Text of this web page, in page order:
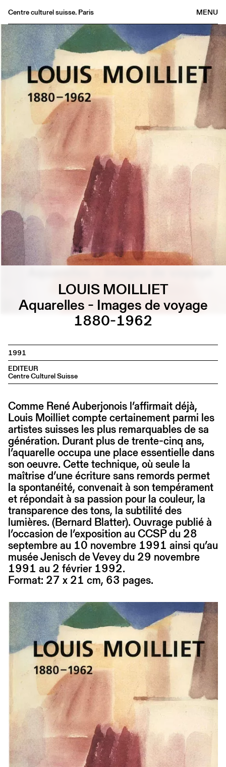
MENU
Centre culturel suisse. Paris
Agenda
Bookshop
Buvette
Archives
Medias
Publications
EN
LOUIS MOILLIET
Aquarelles - Images de voyage
1880-1962
1991
EDITEUR
Centre Culturel Suisse
Comme René Auberjonois l’affirmait déjà,
Louis Moilliet compte certainement parmi les
artistes suisses les plus remarquables de sa
génération. Durant plus de trente-cinq ans,
l’aquarelle occupa une place essentielle dans
son oeuvre. Cette technique, où seule la
maîtrise d’une écriture sans remords permet
la spontanéité, convenait à son tempérament
et répondait à sa passion pour la couleur, la
transparence des tons, la subtilité des
lumières. (Bernard Blatter). Ouvrage publié à
l’occasion de l’exposition au CCSP du 28
septembre au 10 novembre 1991 ainsi qu’au
musée Jenisch de Vevey du 29 novembre
1991 au 2 février 1992.
Format: 27 x 21 cm, 63 pages.